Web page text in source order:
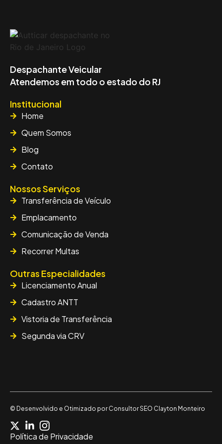
Despachante Veicular
Atendemos em todo o estado do RJ
Institucional
Home
Quem Somos
Blog
Contato
Nossos Serviços
Transferência de Veículo
Emplacamento
Comunicação de Venda
Recorrer Multas
Outras Especialidades
Licenciamento Anual
Cadastro ANTT
Vistoria de Transferência
Segunda via CRV
© Desenvolvido e Otimizado por Consultor SEO Clayton Monteiro
Política de Privacidade